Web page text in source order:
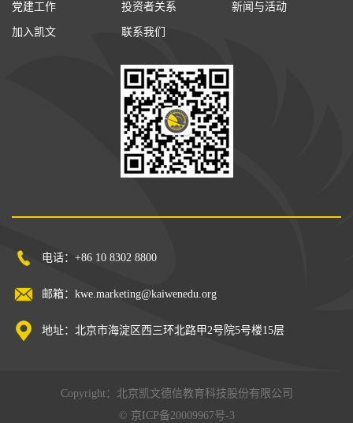
党建工作 投资者关系 新闻与活动
加入凯文 联系我们
电话：+86 10 8302 8800
邮箱：kwe.marketing@kaiwenedu.org
地址：北京市海淀区西三环北路甲2号院5号楼15层
Copyright：北京凯文德信教育科技股份有限公司
© 京ICP备20009967号-3